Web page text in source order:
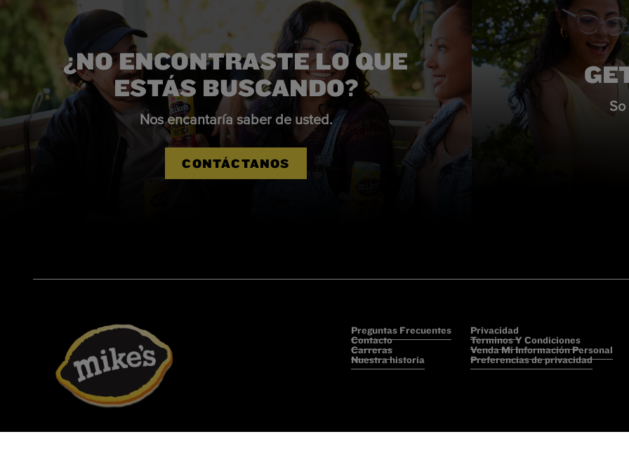
¿NO ENCONTRASTE LO QUE
ESTÁS BUSCANDO?
Nos encantaría saber de usted.
CONTÁCTANOS
Preguntas Frecuentes
Contacto
Carreras
Nuestra historia
Privacidad
Terminos Y Condiciones
Venda Mi Información Personal
Preferencias de privacidad